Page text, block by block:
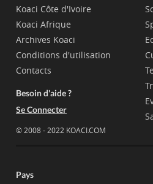
Koaci Côte d'Ivoire
Koaci Afrique
Archives Koaci
Conditions d'utilisation
Contacts
Besoin d'aide ?
Se Connecter
© 2008 - 2022 KOACI.COM
Pays